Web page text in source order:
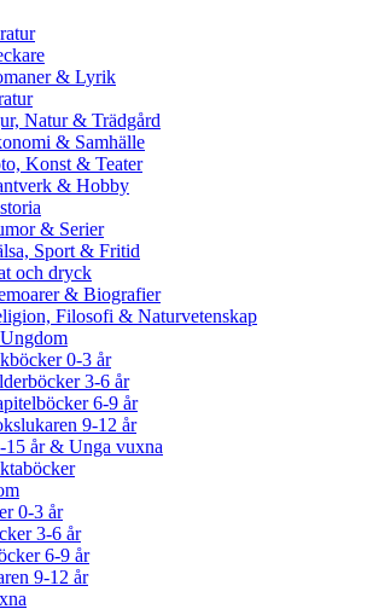
& Lyrik
Natur & Trädgård
& Samhälle
Konst & Teater
& Hobby
& Serier
Sport & Fritid
och dryck
& Biografier
Filosofi & Naturvetenskap
0-3 år
3-6 år
6-9 år
9-12 år
15 år & Unga vuxna
0-3 år
3-6 år
6-9 år
9-12 år